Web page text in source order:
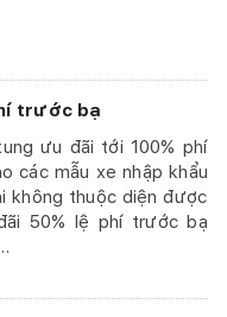
trước bạ
ưu đãi tới 100% phí
các mẫu xe nhập khẩu
không thuộc diện được
50% lệ phí trước bạ